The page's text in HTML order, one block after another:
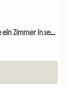
Mieten Sie wochen- oder monatsweise ein Zimmer in sehr ruhiger Lage